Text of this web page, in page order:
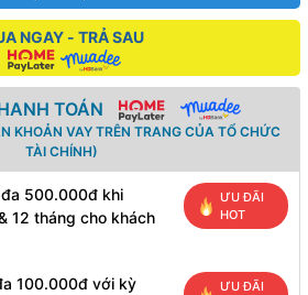
NGAY - TRẢ SAU
TOÁN
KHOẢN VAY TRÊN TRANG CỦA TỔ CHỨC
TÀI CHÍNH)
đa 500.000đ khi
12 tháng cho khách
ƯU ĐÃI
HOT
100.000đ với kỳ
ƯU ĐÃI